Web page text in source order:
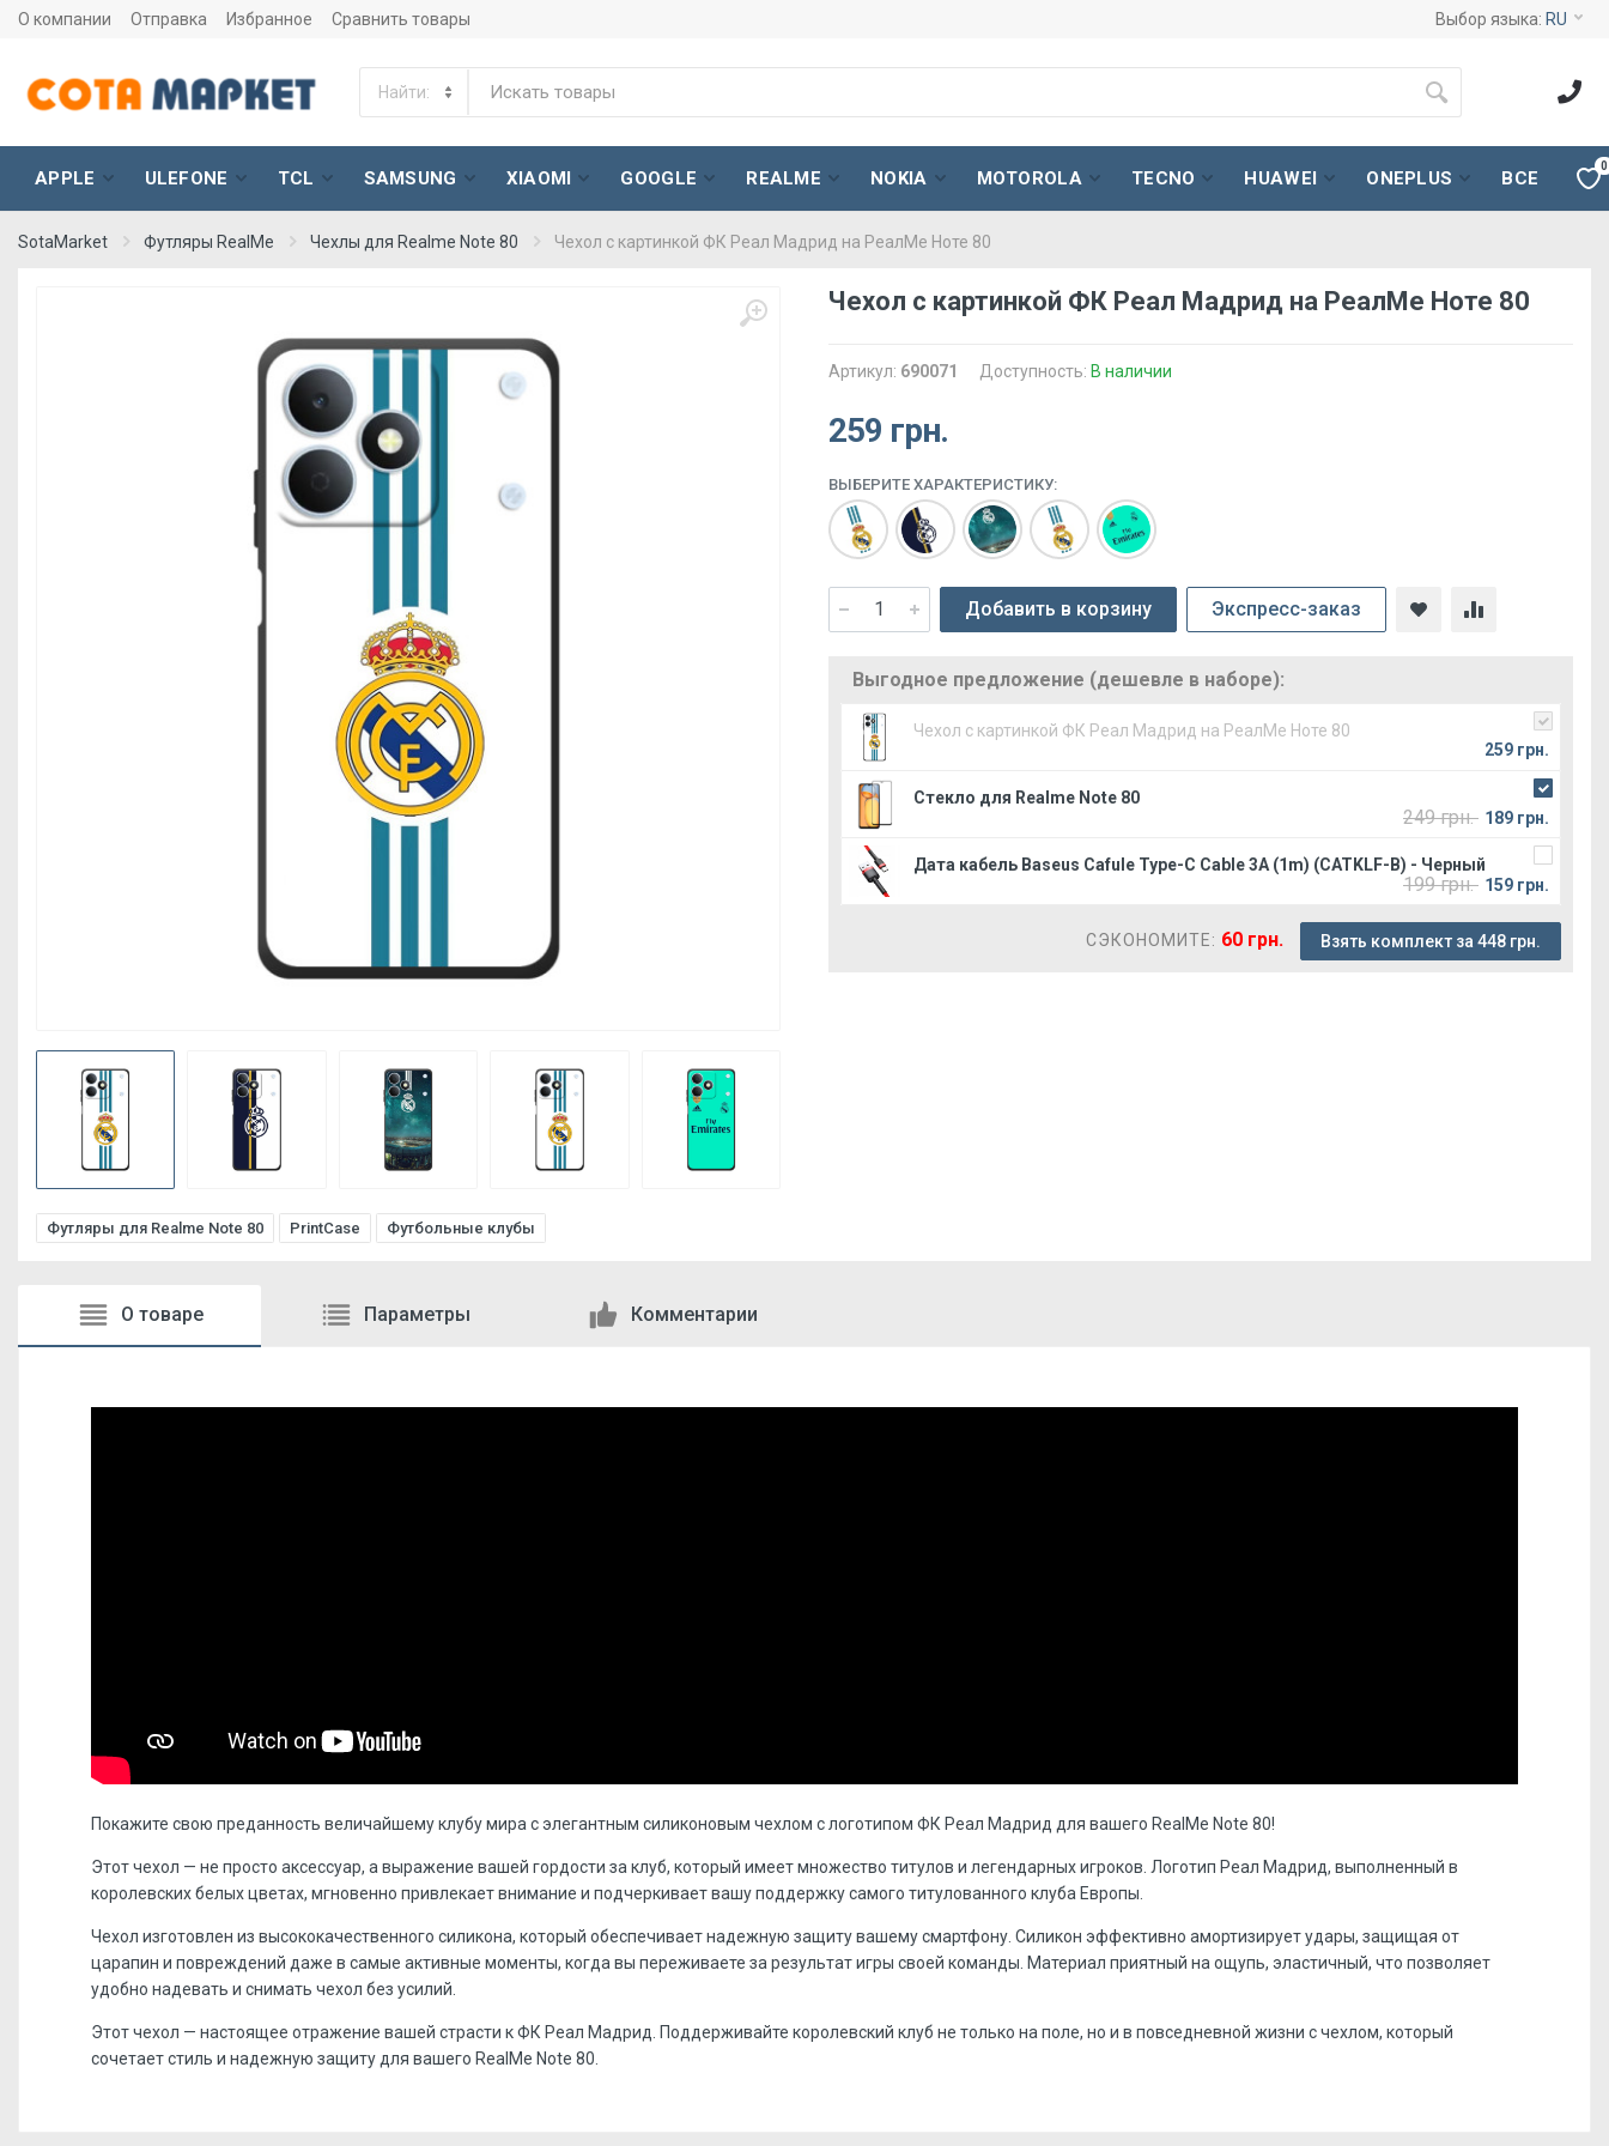
О компании Отправка Избранное Сравнить товары Выбор языка: RU
APPLE ULEFONE TCL SAMSUNG XIAOMI GOOGLE REALME NOKIA MOTOROLA TECNO HUAWEI ONEPLUS ВСЕ
0
SotaMarket Футляры RealMe Чехлы для Realme Note 80 Чехол с картинкой ФК Реал Мадрид на РеалМе Ноте 80
Чехол с картинкой ФК Реал Мадрид на РеалМе Ноте 80
Артикул: 690071 Доступность: В наличии
259 грн.
ВЫБЕРИТЕ ХАРАКТЕРИСТИКУ:
Добавить в корзину Экспресс-заказ
Выгодное предложение (дешевле в наборе):
Чехол с картинкой ФК Реал Мадрид на РеалМе Ноте 80
259 грн.
Стекло для Realme Note 80
249 грн. 189 грн.
Дата кабель Baseus Cafule Type-C Cable 3A (1m) (CATKLF-B) - Черный
199 грн. 159 грн.
СЭКОНОМИТЕ: 60 грн. Взять комплект за 448 грн.
Футляры для Realme Note 80 PrintCase Футбольные клубы
О товаре Параметры Комментарии
Покажите свою преданность величайшему клубу мира с элегантным силиконовым чехлом с логотипом ФК Реал Мадрид для вашего RealMe Note 80!
Этот чехол — не просто аксессуар, а выражение вашей гордости за клуб, который имеет множество титулов и легендарных игроков. Логотип Реал Мадрид, выполненный в
королевских белых цветах, мгновенно привлекает внимание и подчеркивает вашу поддержку самого титулованного клуба Европы.
Чехол изготовлен из высококачественного силикона, который обеспечивает надежную защиту вашему смартфону. Силикон эффективно амортизирует удары, защищая от
царапин и повреждений даже в самые активные моменты, когда вы переживаете за результат игры своей команды. Материал приятный на ощупь, эластичный, что позволяет
удобно надевать и снимать чехол без усилий.
Этот чехол — настоящее отражение вашей страсти к ФК Реал Мадрид. Поддерживайте королевский клуб не только на поле, но и в повседневной жизни с чехлом, который
сочетает стиль и надежную защиту для вашего RealMe Note 80.